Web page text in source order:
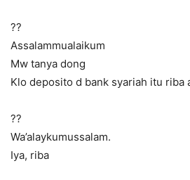
?‍?
Assalammualaikum
Mw tanya dong
Klo deposito d bank syariah itu riba
??
Wa’alaykumussalam.
Iya, riba